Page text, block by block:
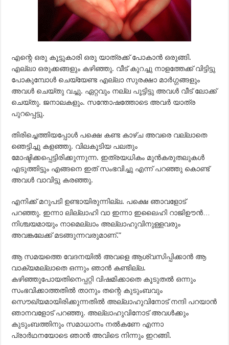
എന്റെ ഒരു കൂട്ടുകാരി ഒരു യാത്രക്ക് പോകാന്‍ ഒരുങ്ങി.
എല്ലാ ഒരുക്കങ്ങളും കഴിഞ്ഞു. വീട് കുറച്ചു നാളത്തേക്ക് വിട്ടിട്ടു
പോകുമ്പോള്‍ ചെയ്യേണ്ട എല്ലാ സുരക്ഷാ മാര്‍ഗ്ഗങ്ങളും
അവള്‍ ചെയ്തു വച്ചു. ഏറ്റവും നല്ല പൂട്ടിട്ടു അവള്‍ വീട് ലോക്ക്
ചെയ്തു. ജനാലകളും. സന്തോഷത്തോടെ അവര്‍ യാത്ര
പുറപ്പെട്ടു.
തിരിച്ചെത്തിയപ്പോള്‍ പക്ഷെ കണ്ട കാഴ്ച അവരെ വല്ലാതെ
ഞെട്ടിച്ചു കളഞ്ഞു. വിലകൂടിയ പലതും
മോഷ്ടിക്കപ്പെട്ടിരിക്കുന്നുന്ന. ഇത്രയധികം മുന്‍കരുതലുകള്‍
എടുത്തിട്ടും എങ്ങനെ ഇത് സംഭവിച്ചു എന്ന് പറഞ്ഞു കൊണ്ട്
അവള്‍ വാവിട്ടു കരഞ്ഞു.
എനിക്ക് മറുപടി ഉണ്ടായിരുന്നില്ല. പക്ഷെ ഞാവളോട്
പറഞ്ഞു. ഇന്നാ ലില്ലാഹി വാ ഇന്നാ ഇലൈഹി റാജിഊന്‍…
നിശ്ചയമായും നാമെല്ലാം അല്ലാഹുവിനുള്ളവരും
അവങ്കലേക്ക് മടങ്ങുന്നവരുമാണ്.”
ആ സമയത്തെ വേദനയില്‍ അവളെ ആശ്വസിപ്പിക്കാന്‍ ആ
വാക്യമല്ലാതെ ഒന്നും ഞാന്‍ കണ്ടില്ല.
കഴിഞ്ഞുപോയതിനെപ്പറ്റി വിഷമിക്കാതെ കൂടുതല്‍ ഒന്നും
സംഭവിക്കാത്തതില്‍ താനും തന്റെ കുടുംബവും
സൌഖ്യമായിരിക്കുന്നതില്‍ അല്ലാഹുവിനോട് നന്ദി പറയാന്‍
ഞാനവളോട് പറഞ്ഞു. അല്ലാഹുവിനോട് അവള്‍ക്കും
കുടുംബത്തിനും സമാധാനം നല്‍കണേ എന്നാ
പ്രാര്‍ഥനയോടെ ഞാന്‍ അവിടെ നിന്നും ഇറങ്ങി.